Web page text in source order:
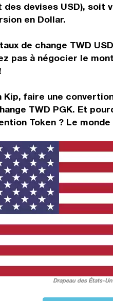
devises USD),
en Dollar.
de change TWD
pas à négocier le
faire une
TWD PGK. Et
Token ? Le
Drapeau des États-